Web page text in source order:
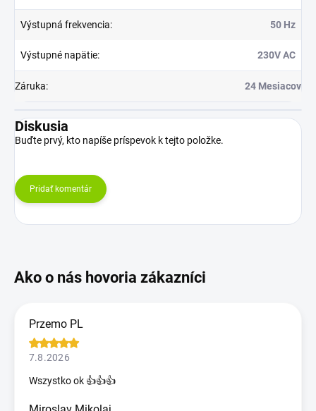
Výstupná frekvencia: 50 Hz
Výstupné napätie: 230V AC
Záruka: 24 Mesiacov
Diskusia
Buďte prvý, kto napíše príspevok k tejto položke.
Pridať komentár
Przemo PL
7.8.2026
Wszystko ok 👍👍👍